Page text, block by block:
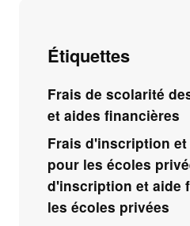
Étiquettes
Frais de scolarité
et aides financières
Frais d'inscription
pour les écoles
d'inscription et aide
les écoles privées